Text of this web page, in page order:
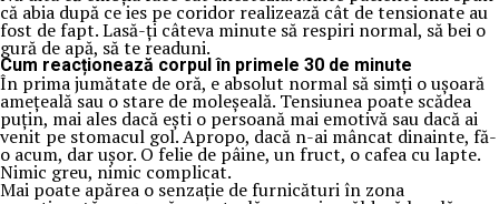
că abia după ce ies pe coridor realizează cât de tensionate au
fost de fapt. Lasă-ți câteva minute să respiri normal, să bei o
gură de apă, să te readuni.
Cum reacționează corpul în primele 30 de minute
În prima jumătate de oră, e absolut normal să simți o ușoară
amețeală sau o stare de moleșeală. Tensiunea poate scădea
puțin, mai ales dacă ești o persoană mai emotivă sau dacă ai
venit pe stomacul gol. Apropo, dacă n-ai mâncat dinainte, fă-
o acum, dar ușor. O felie de pâine, un fruct, o cafea cu lapte.
Nimic greu, nimic complicat.
Mai poate apărea o senzație de furnicături în zona